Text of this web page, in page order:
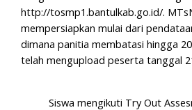
http://tosmp1.bantulkab.go.id/.
mempersiapkan mulai dari
dimana panitia membatasi hingga
telah mengupload peserta tanggal
Siswa mengikuti Try Out